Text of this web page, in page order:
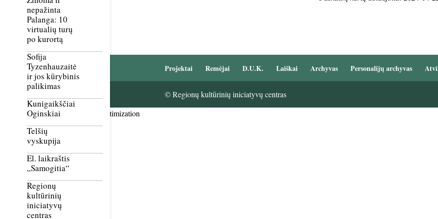
nepažinta
Palanga: 10
virtualių turų
po kurortą
Sofija
Tyzenhauzaitė
ir jos kūrybinis
palikimas
Kunigaikščiai
Oginskiai
Telšių
vyskupija
El. laikraštis
„Samogitia“
Regionų
kultūrinių
iniciatyvų
centras
Projektai Remėjai D.U.K. Laiškai Archyvas Personalijų archyvas
© Regionų kultūrinių iniciatyvų centras
Smush Image Compression and Optimization